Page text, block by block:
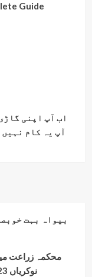
Guide
اب آپ اپنی
آپ یہ کام
بیواہ بہت
محکمہ زراعت
نوکریاں 2023 فوری آن لائن درخواست دیں